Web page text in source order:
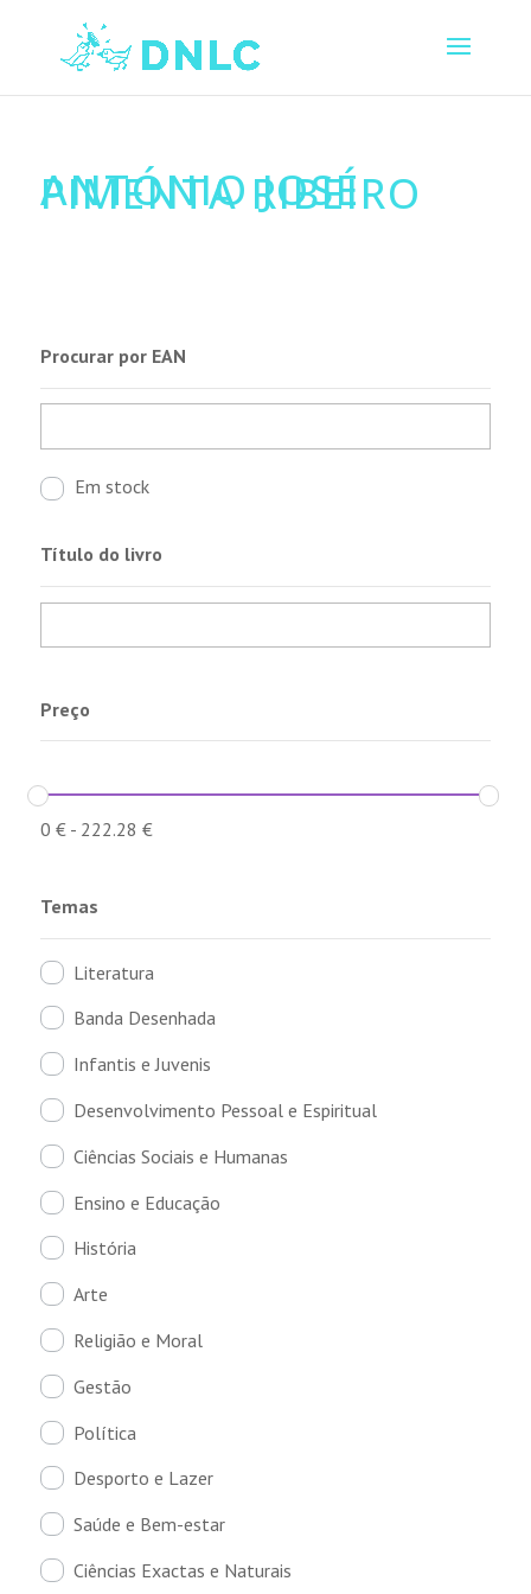
ANTÓNIO JOSÉ
PIMENTA RIBEIRO
Procurar por EAN
Em stock
Título do livro
Preço
0 €- 222.28 €
Temas
Literatura
Banda Desenhada
Infantis e Juvenis
Desenvolvimento Pessoal e Espiritual
Ciências Sociais e Humanas
Ensino e Educação
História
Arte
Religião e Moral
Gestão
Política
Desporto e Lazer
Saúde e Bem-estar
Ciências Exactas e Naturais